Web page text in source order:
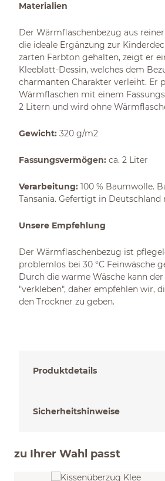
Materialien
Der Wärmflaschenbezug aus
die ideale Ergänzung zur
zarten Farbton gehalten, zeigt er
Kleeblatt-Dessin, welches dem
charmanten Charakter verleiht. Er
Wärmflaschen mit einem
2 Litern und wird ohne
Gewicht: 320 g/m2
Fassungsvermögen: ca. 2 Liter
Verarbeitung: 100 % Baumwolle.
Tansania. Gefertigt in Deutschland
Unsere Empfehlung
Der Wärmflaschenbezug ist
problemlos bei 30 °C Feinwäsche
Durch die warme Wäsche kann
"verkleben", daher empfehlen wir,
den Trockner zu geben.
Produktdetails
Sicherheitshinweise
zu Ihrer Wahl passt